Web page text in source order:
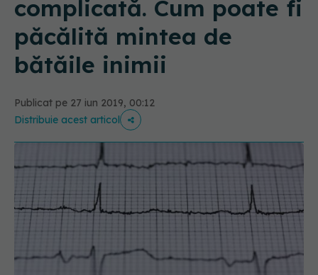
complicată. Cum poate fi
păcălită mintea de
bătăile inimii
Publicat pe 27 iun 2019, 00:12
Distribuie acest articol